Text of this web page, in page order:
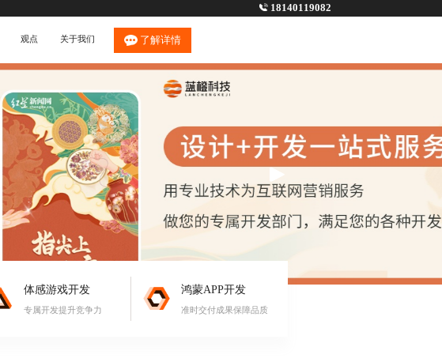
18140119082
观点 关于我们 了解详情
体感游戏开发
专属开发提升竞争力
鸿蒙APP开发
准时交付成果保障品质